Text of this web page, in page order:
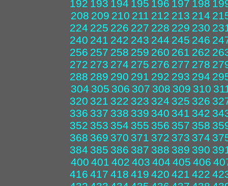
192 193 194 195 196 197 198
208 209 210 211 212 213 214
224 225 226 227 228 229 230
240 241 242 243 244 245 246
256 257 258 259 260 261 262
272 273 274 275 276 277 278
288 289 290 291 292 293 294
304 305 306 307 308 309 310
320 321 322 323 324 325 326
336 337 338 339 340 341 342
352 353 354 355 356 357 358
368 369 370 371 372 373 374
384 385 386 387 388 389 390
400 401 402 403 404 405 406
416 417 418 419 420 421 422